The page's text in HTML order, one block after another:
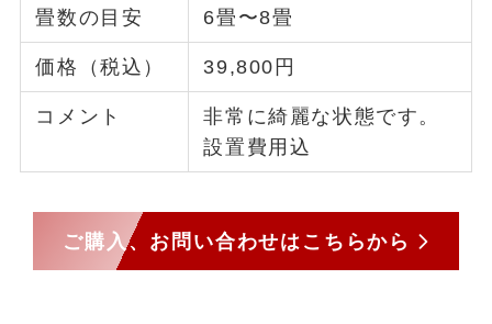
畳数の目安 6畳〜8畳
価格（税込） 39,800円
コメント
非常に綺麗な状態です。
設置費用込
ご購入、お問い合わせはこちらから